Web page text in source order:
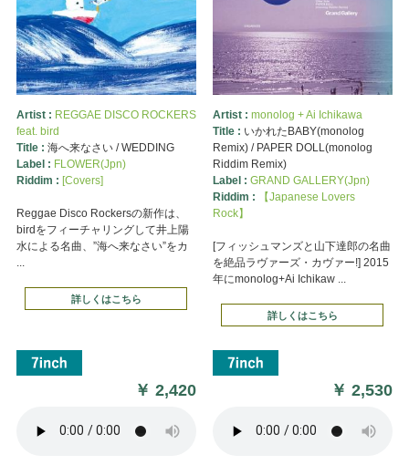
Artist : REGGAE DISCO ROCKERS
feat. bird
Title : 海へ来なさい / WEDDING
Label : FLOWER(Jpn)
Riddim : [Covers]
Reggae Disco Rockersの新作は、
birdをフィーチャリングして井上陽
水による名曲、”海へ来なさい”をカ
...
詳しくはこちら
￥2,420
Artist : monolog + Ai Ichikawa
Title : いかれたBABY(monolog
Remix) / PAPER DOLL(monolog
Riddim Remix)
Label : GRAND GALLERY(Jpn)
Riddim :
【Japanese Lovers
Rock】
[フィッシュマンズと山下達郎の名曲
を絶品ラヴァーズ・カヴァー!] 2015
年にmonolog+Ai Ichikaw ...
詳しくはこちら
￥2,530